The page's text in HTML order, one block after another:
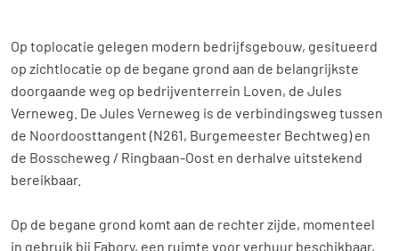
Op toplocatie gelegen modern bedrijfsgebouw, gesitueerd
op zichtlocatie op de begane grond aan de belangrijkste
doorgaande weg op bedrijventerrein Loven, de Jules
Verneweg. De Jules Verneweg is de verbindingsweg tussen
de Noordoosttangent (N261, Burgemeester Bechtweg) en
de Bosscheweg / Ringbaan-Oost en derhalve uitstekend
bereikbaar.
Op de begane grond komt aan de rechter zijde, momenteel
in gebruik bij Fabory, een ruimte voor verhuur beschikbaar,